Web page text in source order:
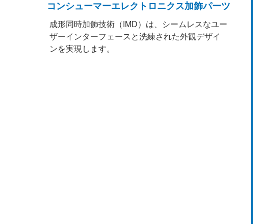
コンシューマーエレクトロニクス加飾パーツ
成形同時加飾技術（IMD）は、シームレスなユー
ザーインターフェースと洗練された外観デザイ
ンを実現します。